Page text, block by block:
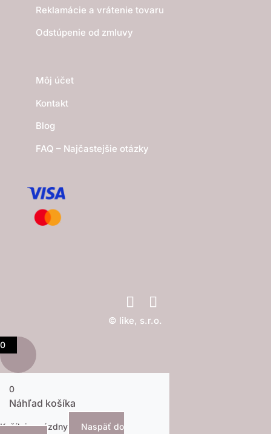
Reklamácie a vrátenie tovaru
Odstúpenie od zmluvy
Môj účet
Kontakt
Blog
FAQ – Najčastejšie otázky
© like, s.r.o.
0
0
Náhľad košíka
Košík je prázdny Naspäť do